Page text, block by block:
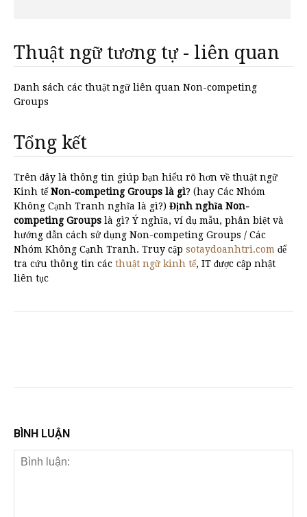
Thuật ngữ tương tự - liên quan
Danh sách các thuật ngữ liên quan Non-competing
Groups
Tổng kết
Trên đây là thông tin giúp bạn hiểu rõ hơn về thuật ngữ
Kinh tếNon-competing Groups là gì? (hay Các Nhóm
Không Cạnh Tranh nghĩa là gì?) Định nghĩa Non-
competing Groups là gì? Ý nghĩa, ví dụ mẫu, phân biệt và
hướng dẫn cách sử dụng Non-competing Groups / Các
Nhóm Không Cạnh Tranh. Truy cập sotaydoanhtri.com để
tra cứu thông tin các thuật ngữ kinh tế, IT được cập nhật
liên tục
BÌNH LUẬN